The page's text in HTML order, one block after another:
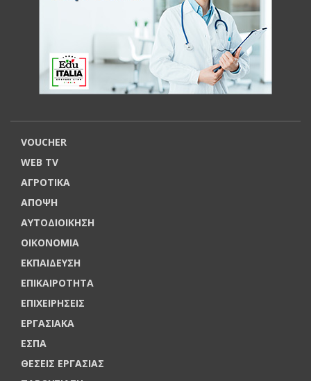
VOUCHER
WEB TV
ΑΓΡΟΤΙΚΑ
ΑΠΟΨΗ
ΑΥΤΟΔΙΟΙΚΗΣΗ
ΟΙΚΟΝΟΜΙΑ
ΕΚΠΑΙΔΕΥΣΗ
ΕΠΙΚΑΙΡΟΤΗΤΑ
ΕΠΙΧΕΙΡΗΣΕΙΣ
ΕΡΓΑΣΙΑΚΑ
ΕΣΠΑ
ΘΕΣΕΙΣ ΕΡΓΑΣΙΑΣ